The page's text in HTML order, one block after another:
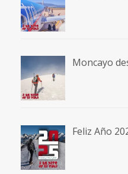
Moncayo
Feliz Año